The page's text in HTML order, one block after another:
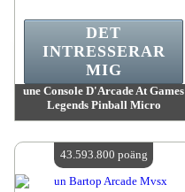
une Console D'Arcade At Games
Legends Pinball Micro
Antal tillgängliga:4
DET
INTRESSERAR
MIG
43.593.800 poäng